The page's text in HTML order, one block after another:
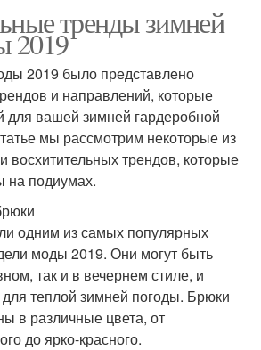
тренды зимней
2019
2019 было представлено
и направлений, которые
для вашей зимней гардеробной
мы рассмотрим некоторые из
восхитительных трендов, которые
на подиумах.
одним из самых популярных
моды 2019. Они могут быть
так и в вечернем стиле, и
теплой зимней погоды. Брюки
в различные цвета, от
до ярко-красного.